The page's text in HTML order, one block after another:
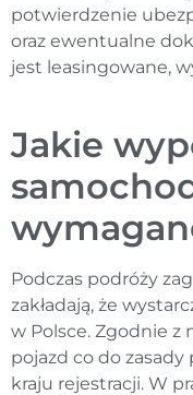
potwierdzenie
oraz ewentualne
jest leasingowane,
Jakie
Podczas podróży
zakładają, że
w Polsce. Zgodnie z
pojazd co do
kraju rejestracji. W